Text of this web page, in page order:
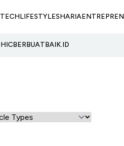
TECHLIFESTYLESHARIA
BERBUATBAIK.ID